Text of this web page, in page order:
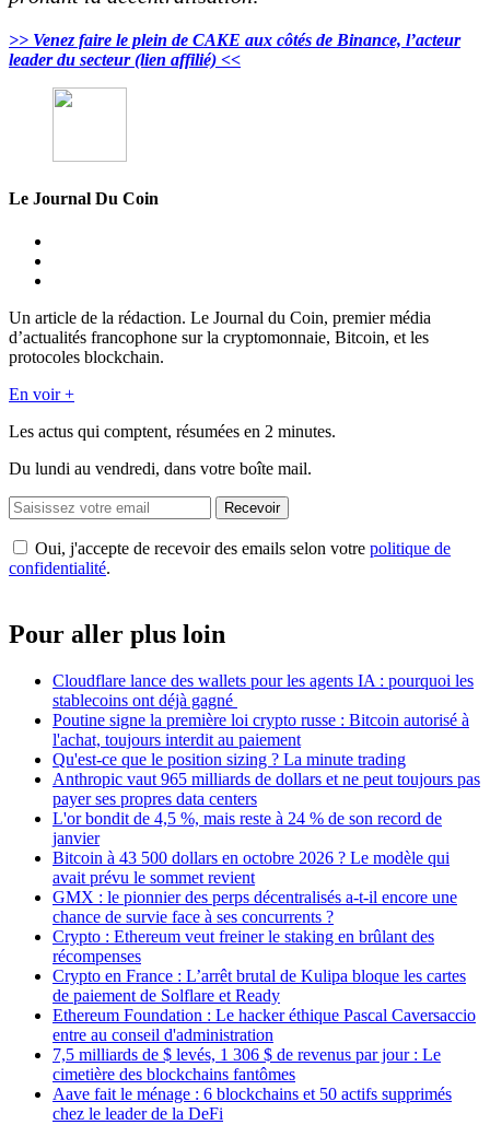
>> Venez faire le plein de CAKE aux côtés de Binance, l’acteur
leader du secteur (lien affilié) <<
Le Journal Du Coin
Un article de la rédaction. Le Journal du Coin, premier média
d’actualités francophone sur la cryptomonnaie, Bitcoin, et les
protocoles blockchain.
En voir +
Les actus qui comptent, résumées en 2 minutes.
Du lundi au vendredi, dans votre boîte mail.
Recevoir
Oui, j'accepte de recevoir des emails selon votre politique de
confidentialité.
Pour aller plus loin
Cloudflare lance des wallets pour les agents IA : pourquoi les
stablecoins ont déjà gagné
Poutine signe la première loi crypto russe : Bitcoin autorisé à
l'achat, toujours interdit au paiement
Qu'est-ce que le position sizing ? La minute trading
Anthropic vaut 965 milliards de dollars et ne peut toujours pas
payer ses propres data centers
L'or bondit de 4,5 %, mais reste à 24 % de son record de
janvier
Bitcoin à 43 500 dollars en octobre 2026 ? Le modèle qui
avait prévu le sommet revient
GMX : le pionnier des perps décentralisés a-t-il encore une
chance de survie face à ses concurrents ?
Crypto : Ethereum veut freiner le staking en brûlant des
récompenses
Crypto en France : L’arrêt brutal de Kulipa bloque les cartes
de paiement de Solflare et Ready
Ethereum Foundation : Le hacker éthique Pascal Caversaccio
entre au conseil d'administration
7,5 milliards de $ levés, 1 306 $ de revenus par jour : Le
cimetière des blockchains fantômes
Aave fait le ménage : 6 blockchains et 50 actifs supprimés
chez le leader de la DeFi